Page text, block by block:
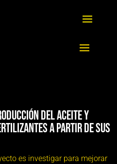
del aceite y
a partir de sus
es investigar para mejorar